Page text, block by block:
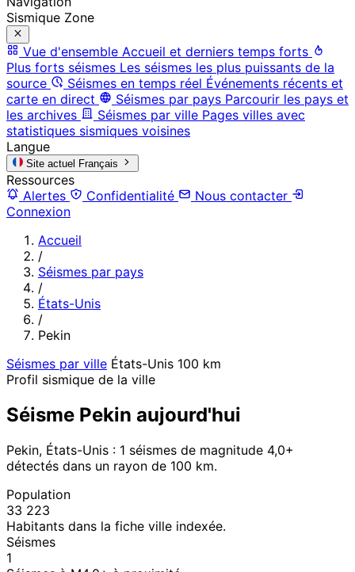
Sismique Zone
Vue d'ensemble Accueil et derniers temps forts
Plus forts séismes Les séismes les plus puissants de la
source
Séismes en temps réel Événements récents et
carte en direct
Séismes par pays Parcourir les pays et
les archives
Séismes par ville Pages villes avec
statistiques sismiques voisines
Langue
Site actuel Français
Ressources
Alertes
Confidentialité
Nous contacter
Connexion
Accueil
/
Séismes par pays
/
États-Unis
/
Pekin
Séismes par ville États-Unis 100 km
Profil sismique de la ville
Séisme Pekin aujourd'hui
Pekin, États-Unis : 1 séismes de magnitude 4,0+
détectés dans un rayon de 100 km.
Population
33 223
Habitants dans la fiche ville indexée.
Séismes
1